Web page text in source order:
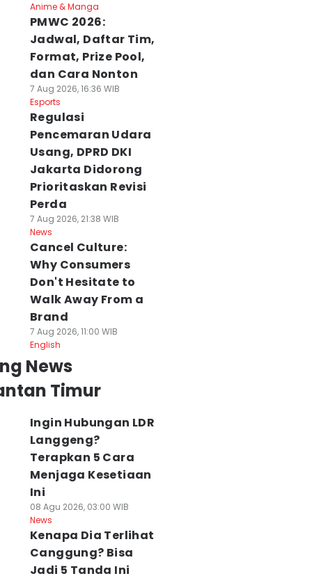
Anime & Manga
PMWC 2026:
Jadwal, Daftar Tim,
Format, Prize Pool,
dan Cara Nonton
7 Aug 2026, 16:36 WIB
Esports
Regulasi
Pencemaran Udara
Usang, DPRD DKI
Jakarta Didorong
Prioritaskan Revisi
Perda
7 Aug 2026, 21:38 WIB
News
Cancel Culture:
Why Consumers
Don't Hesitate to
Walk Away From a
Brand
7 Aug 2026, 11:00 WIB
English
News
Timur
Ingin Hubungan LDR
Langgeng?
Terapkan 5 Cara
Menjaga Kesetiaan
Ini
08 Agu 2026, 03:00 WIB
News
Kenapa Dia Terlihat
Canggung? Bisa
Jadi 5 Tanda Ini